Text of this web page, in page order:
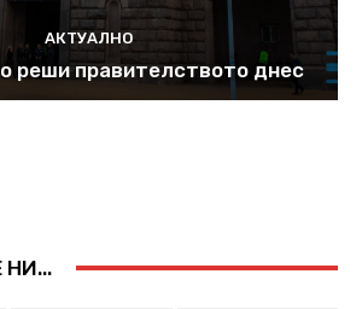
АКТУАЛНО
реши правителството днес